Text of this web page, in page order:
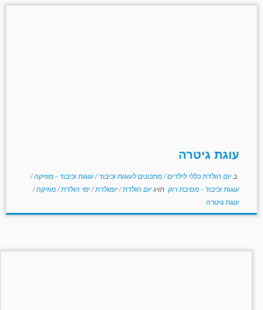
עוגת גיטרה
ב יום הולדת כללי לילדים/מתכונים לעוגות וכיבוד/עוגות וכיבוד - מוזיקה/
עוגות וכיבוד - מסיבת רוק תויגיום הולדת/יומולדת/ימי הולדת/מוזיקה/
עוגת גיטרה